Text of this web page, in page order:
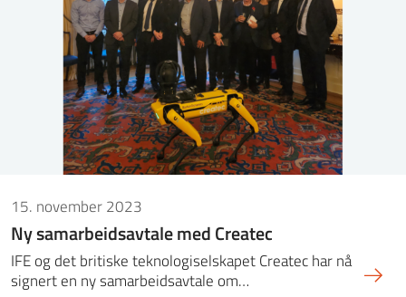
15. november 2023
Ny samarbeidsavtale med Createc
IFE og det britiske teknologiselskapet Createc har nå
signert en ny samarbeidsavtale om…